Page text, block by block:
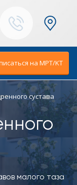
Ваш город:
Москва
на МРТ/KT
сустава
малого таза